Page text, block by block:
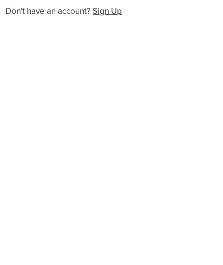
Don't have an account? Sign Up